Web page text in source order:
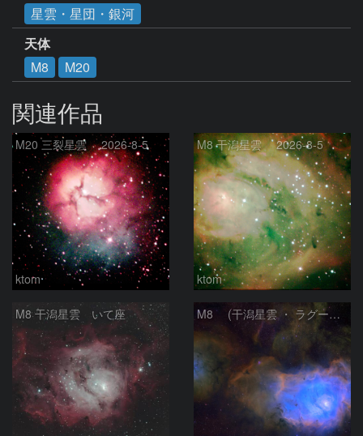
星雲・星団・銀河
天体
M8
M20
関連作品
M20 三裂星雲 2026-8-5
ktom
M8 干潟星雲 2026-8-5
ktom
M8 干潟星雲 いて座 M8 (干潟星雲 ・ ラグーン（Lagoon）星雲)